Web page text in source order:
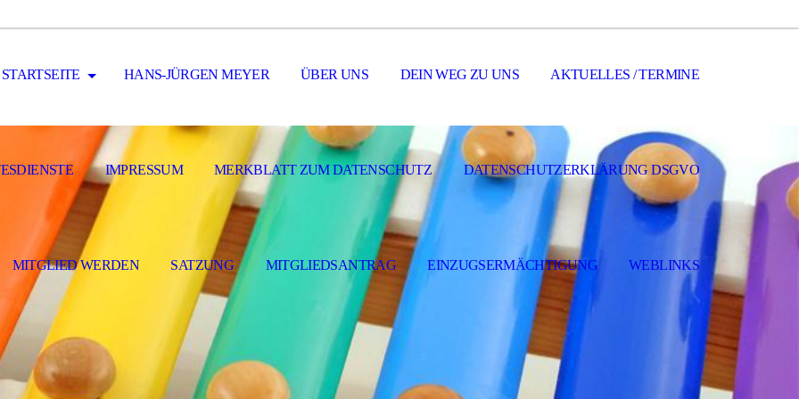
STARTSEITE HANS-JÜRGEN MEYER ÜBER UNS DEIN WEG ZU UNS AKTUELLES / TERMINE
IMPRESSUM MERKBLATT ZUM DATENSCHUTZ DATENSCHUTZERKLÄRUNG DSGVO
MITGLIED WERDEN SATZUNG MITGLIEDSANTRAG EINZUGSERMÄCHTIGUNG WEBLINKS